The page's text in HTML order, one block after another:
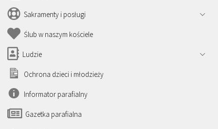
Sakramenty i posługi
Ślub w naszym kościele
Ludzie
Ochrona dzieci i młodzieży
Informator parafialny
Gazetka parafialna